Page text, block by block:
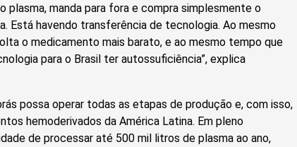
plasma, manda para fora e compra simplesmente o
Está havendo transferência de tecnologia. Ao mesmo
o medicamento mais barato, e ao mesmo tempo que
para o Brasil ter autossuficiência”, explica
possa operar todas as etapas de produção e, com isso,
hemoderivados da América Latina. Em pleno
de processar até 500 mil litros de plasma ao ano,